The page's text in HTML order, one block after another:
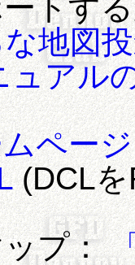
トす
地図
ュアル
ページ
(DCLを
ップ：